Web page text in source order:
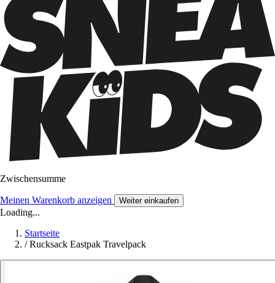
Zwischensumme
Meinen Warenkorb anzeigen Weiter einkaufen
Loading...
Startseite
/ Rucksack Eastpak Travelpack